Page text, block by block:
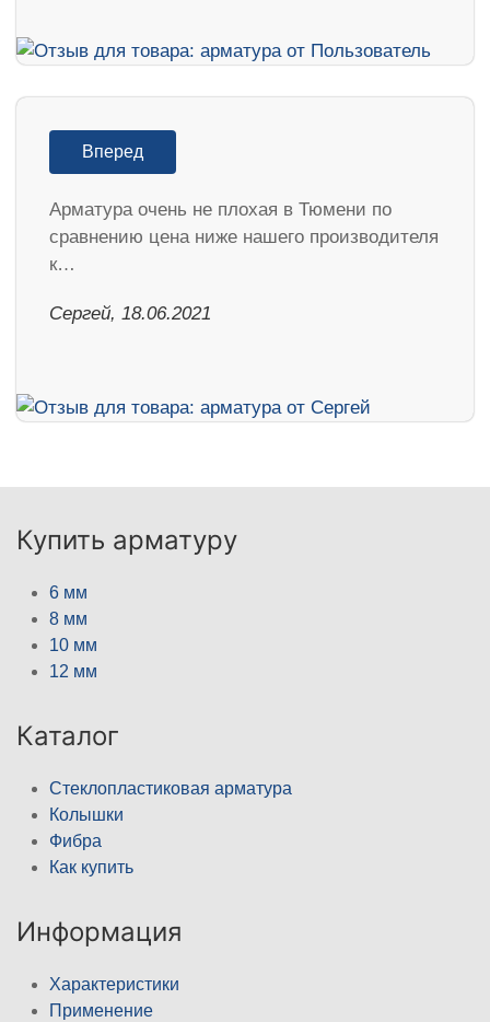
Вперед
Арматура очень не плохая в Тюмени по
сравнению цена ниже нашего производителя
к…
Сергей, 18.06.2021
Купить арматуру
6 мм
8 мм
10 мм
12 мм
Каталог
Стеклопластиковая арматура
Колышки
Фибра
Как купить
Информация
Характеристики
Применение